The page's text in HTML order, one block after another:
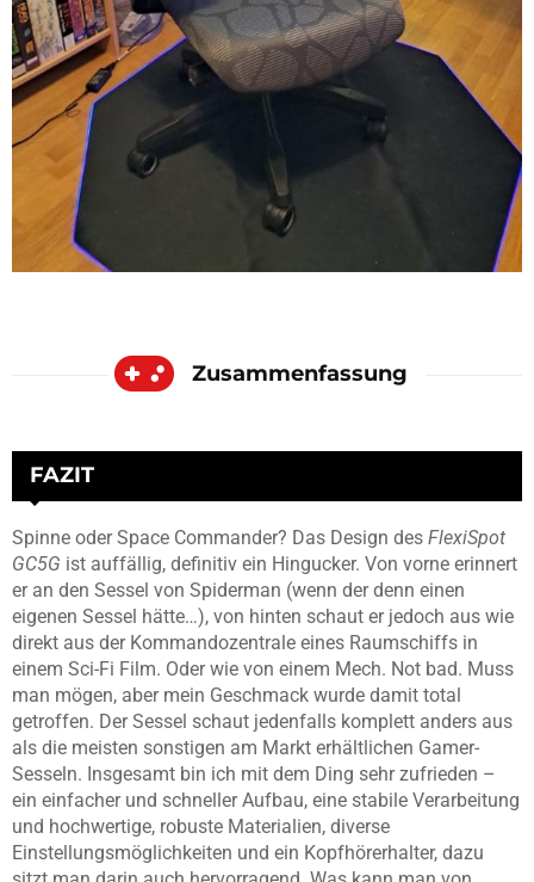
Zusammenfassung
FAZIT
Spinne oder Space Commander? Das Design des FlexiSpot
GC5G ist auffällig, definitiv ein Hingucker. Von vorne erinnert
er an den Sessel von Spiderman (wenn der denn einen
eigenen Sessel hätte…), von hinten schaut er jedoch aus wie
direkt aus der Kommandozentrale eines Raumschiffs in
einem Sci-Fi Film. Oder wie von einem Mech. Not bad. Muss
man mögen, aber mein Geschmack wurde damit total
getroffen. Der Sessel schaut jedenfalls komplett anders aus
als die meisten sonstigen am Markt erhältlichen Gamer-
Sesseln. Insgesamt bin ich mit dem Ding sehr zufrieden –
ein einfacher und schneller Aufbau, eine stabile Verarbeitung
und hochwertige, robuste Materialien, diverse
Einstellungsmöglichkeiten und ein Kopfhörerhalter, dazu